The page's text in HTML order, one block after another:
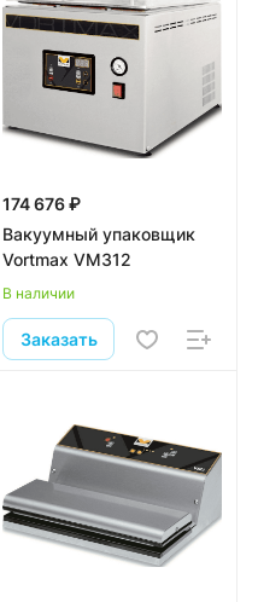
174 676 ₽
Вакуумный упаковщик
Vortmax VM312
В наличии
Заказать